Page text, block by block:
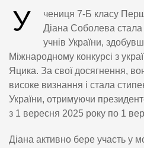
У
чениця 7-Б класу
Діана Соболева
учнів України,
Міжнародному конкурсі з
Яцика. За свої досягнення,
високе визнання і стала
України, отримуючи
з 1 вересня 2025 року по 1
Діана активно бере участь у